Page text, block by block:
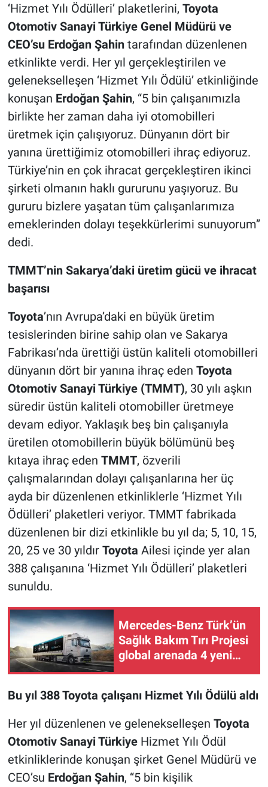
‘Hizmet Yılı Ödülleri’ plaketlerini, Toyota
Otomotiv Sanayi Türkiye Genel Müdürü ve
CEO’su Erdoğan Şahintarafından düzenlenen
etkinlikte verdi. Her yıl gerçekleştirilen ve
gelenekselleşen ‘Hizmet Yılı Ödülü’ etkinliğinde
konuşan Erdoğan Şahin, “5 bin çalışanımızla
birlikte her zaman daha iyi otomobilleri
üretmek için çalışıyoruz. Dünyanın dört bir
yanına ürettiğimiz otomobilleri ihraç ediyoruz.
Türkiye’nin en çok ihracat gerçekleştiren ikinci
şirketi olmanın haklı gururunu yaşıyoruz. Bu
gururu bizlere yaşatan tüm çalışanlarımıza
emeklerinden dolayı teşekkürlerimi sunuyorum”
dedi.
TMMT’nin Sakarya’daki üretim gücü ve ihracat
başarısı
Toyota’nın Avrupa’daki en büyük üretim
tesislerinden birine sahip olan ve Sakarya
Fabrikası’nda ürettiği üstün kaliteli otomobilleri
dünyanın dört bir yanına ihraç eden Toyota
Otomotiv Sanayi Türkiye (TMMT), 30 yılı aşkın
süredir üstün kaliteli otomobiller üretmeye
devam ediyor. Yaklaşık beş bin çalışanıyla
üretilen otomobillerin büyük bölümünü beş
kıtaya ihraç eden TMMT, özverili
çalışmalarından dolayı çalışanlarına her üç
ayda bir düzenlenen etkinliklerle ‘Hizmet Yılı
Ödülleri’ plaketleri veriyor. TMMT fabrikada
düzenlenen bir dizi etkinlikle bu yıl da; 5, 10, 15,
20, 25 ve 30 yıldır Toyota Ailesi içinde yer alan
388 çalışanına ‘Hizmet Yılı Ödülleri’ plaketleri
sunuldu.
Mercedes-Benz Türk’ün
Sağlık Bakım Tırı Projesi
global arenada 4 yeni
Bu yıl 388 Toyota çalışanı Hizmet Yılı Ödülü aldı
Her yıl düzenlenen ve gelenekselleşen Toyota
Otomotiv Sanayi TürkiyeHizmet Yılı Ödül
etkinliklerinde konuşan şirket Genel Müdürü ve
CEO’su Erdoğan Şahin, “5 bin kişilik